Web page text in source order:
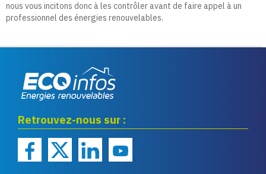
nous vous incitons donc à les contrôler avant de faire appel à un
professionnel des énergies renouvelables.
renouvelables
Retrouvez-nous sur :